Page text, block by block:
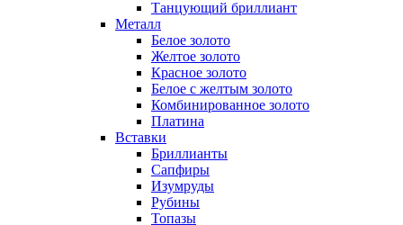
Танцующий бриллиант
Металл
Белое золото
Желтое золото
Красное золото
Белое с желтым золото
Комбинированное золото
Платина
Вставки
Бриллианты
Сапфиры
Изумруды
Рубины
Топазы